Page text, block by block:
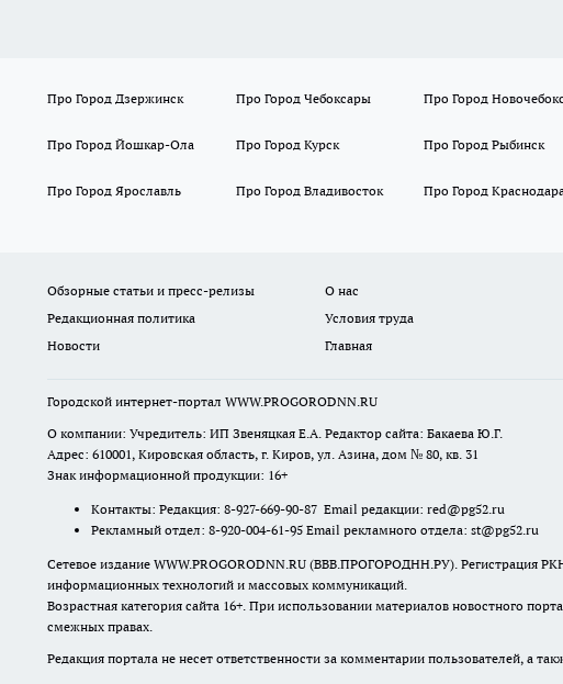
Про Город Дзержинск Про Город Чебоксары Про Город
Про Город Йошкар-Ола Про Город Курск Про Город Рыбинск
Про Город Ярославль Про Город Владивосток Про Город
Обзорные статьи и пресс-релизы О нас
Редакционная политика
Условия труда
Новости
Главная
Городской интернет-портал WWW.PROGORODNN.RU
О компании: Учредитель: ИП Звеняцкая Е.А. Редактор сайта: Бакаева Ю.Г.
Адрес: 610001, Кировская область, г. Киров, ул. Азина, дом № 80, кв. 31
Знак информационной продукции: 16+
Контакты: Редакция: 8-927-669-90-87 Email редакции: red@pg52.ru
Рекламный отдел: 8-920-004-61-95 Email рекламного отдела: st@pg52.ru
Сетевое издание WWW.PROGORODNN.RU (ВВВ.ПРОГОРОДНН.РУ). Регистрация
информационных технологий и массовых коммуникаций.
Возрастная категория сайта 16+. При использовании материалов новостного
смежных правах.
Редакция портала не несет ответственности за комментарии пользователей, а